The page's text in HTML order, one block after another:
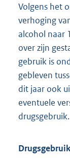
Volgens het
verhoging
alcohol naar
over zijn
gebruik is
gebleven
dit jaar ook
eventuele
drugsgebruik.
Drugsgebruik